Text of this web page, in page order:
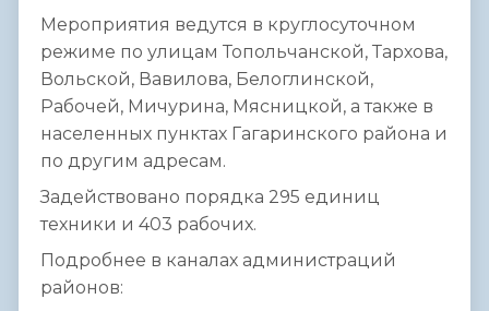
Мероприятия ведутся в круглосуточном
режиме по улицам Топольчанской, Тархова,
Вольской, Вавилова, Белоглинской,
Рабочей, Мичурина, Мясницкой, а также в
населенных пунктах Гагаринского района и
по другим адресам.
Задействовано порядка 295 единиц
техники и 403 рабочих.
Подробнее в каналах администраций
районов: